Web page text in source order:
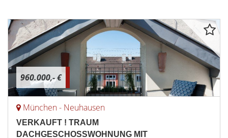
960.000,- €
München - Neuhausen
VERKAUFT ! TRAUM
DACHGESCHOSSWOHNUNG MIT